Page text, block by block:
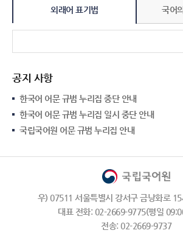
외래어 표기법 국어
공지 사항
한국어 어문 규범 누리집 중단 안내
한국어 어문 규범 누리집 일시 중단 안내
국립국어원 어문 규범 누리집 안내
우) 07511 서울특별시 강서구 금낭화로
대표 전화: 02-2669-9775(평일
전송: 02-2669-9737